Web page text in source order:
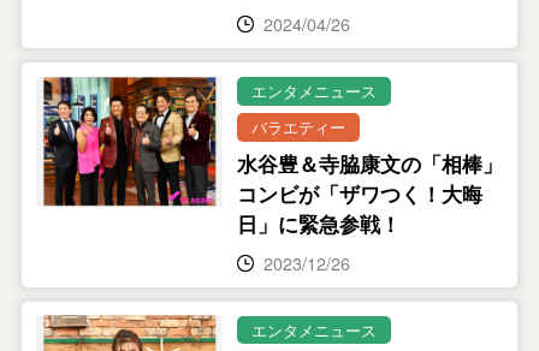
2024/04/26
エンタメニュース
バラエティー
水谷豊＆寺脇康文の「相棒」
コンビが「ザワつく！大晦
日」に緊急参戦！
2023/12/26
エンタメニュース